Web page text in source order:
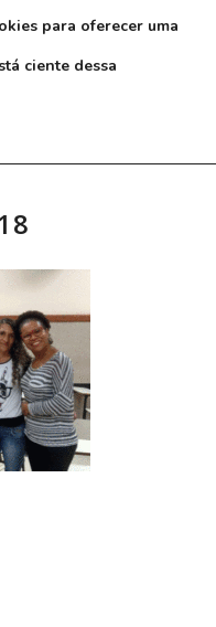
para oferecer uma
ciente dessa